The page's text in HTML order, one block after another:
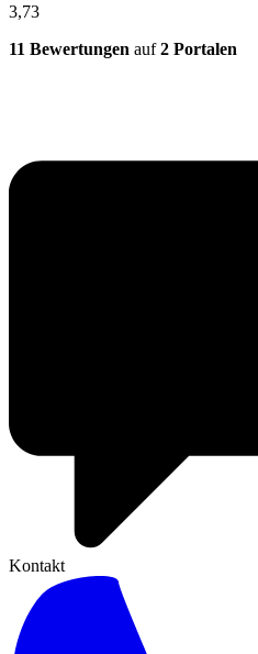
3,73
11 Bewertungen auf2 Portalen
Kontakt